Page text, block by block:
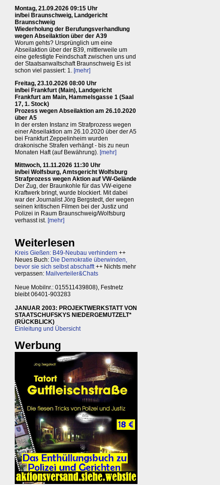
Montag, 21.09.2026 09:15 Uhr
in/bei Braunschweig, Landgericht
Braunschweig
Wiederholung der Berufungsverhandlung
wegen Abseilaktion über der A39
Worum gehts? Ursprünglich um eine
Abseilaktion über der B39, mittlerweile um
eine gefestigte Feindschaft zwischen uns und
der Staatsanwaltschaft Braunschweig Es ist
schon viel passiert: 1. [mehr]
Freitag, 23.10.2026 08:00 Uhr
in/bei Frankfurt (Main), Landgericht
Frankfurt am Main, Hammelsgasse 1 (Saal
17, 1. Stock)
Prozess wegen Abseilaktion am 26.10.2020
über A5
In der ersten Instanz im Strafprozess wegen
einer Abseilaktion am 26.10.2020 über der A5
bei Frankfurt Zeppelinheim wurden
drakonische Strafen verhängt - bis zu neun
Monaten Haft (auf Bewährung). [mehr]
Mittwoch, 11.11.2026 11:30 Uhr
in/bei Wolfsburg, Amtsgericht Wolfsburg
Strafprozess wegen Aktion auf VW-Gelände
Der Zug, der Braunkohle für das VW-eigene
Kraftwerk bringt, wurde blockiert. Mit dabei
war der Journalist Jörg Bergstedt, der wegen
seinen kritischen Filmen bei der Justiz und
Polizei in Raum Braunschweig/Wolfsburg
verhasst ist. [mehr]
Weiterlesen
Kreis Gießen: B49-Neubau verhindern ++
Neues Buch: Die Demokratie überwinden,
bevor sie sich selbst abschafft++ Nichts mehr
verpassen: Mailverteiler&Chats
Neue Mobilnr.: 015511439808), Festnetz
bleibt 06401-903283
JANUAR 2003: PROJEKTWERKSTATT VON
STAATSCHUFSKYS NIEDERGEMUTZELT*
(RÜCKBLICK)
Einleitung und Übersicht
Werbung